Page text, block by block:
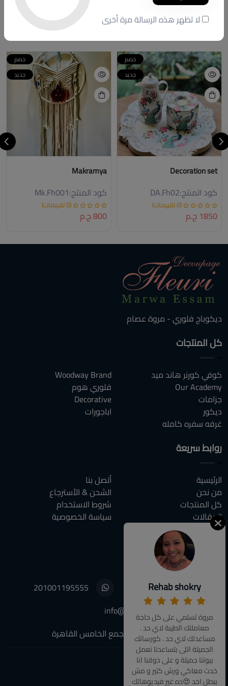
منتجات شبيهة
خصم
جديد
Decoration set
كود المنتج:DA.Fh02
(0 تقييمات)
1850 ج.م
خصم
جديد
Makramya
كود المنتج:Mk.Fh001
(0 تقييمات)
800 ج.م
ديكوباج فلوري - مروة عصام
كل المنتجات
كوفي كورنر هاند ميد
Our Academy
جزامات
ديكور
غرفه سفره كامله
Woodway Brand
فلوري هوم
Decorative
اباجورات
روابط سريعة
الرئيسية
من نحن
كل المنتجات
المقالات
الاسئلة الشائعة
أتصل بنا
الشحن & الأسترجاع
شروط الاستخدام
سياسة الخصوصية
أتصل بنا
01001195555
201001195555
info@decoupagefleuri.com
٨٨ النرجس عمارات, التجمع الخامس القاهرة
تابعونا:
Rehab shokry
مروة تسلمي على كل حاجة
معاملتك الطيبة لاي حد .
مساعدتك لاي حد . كورساتك
الجميلة اللى بتساعدنا نعمل
بيوتنا جميلة و على ذوقنا انا
خدت معاكي ورش كتير و مش
ببطل اخد 😍ده غير فيديوهاتك
لا تظهر هذه الرسالة مرة أخرى